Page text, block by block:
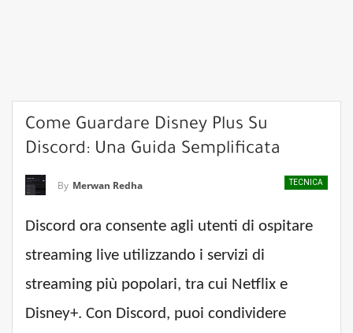
Come Guardare Disney Plus Su
Discord: Una Guida Semplificata
TECNICA
By Merwan Redha
Discord ora consente agli utenti di ospitare
streaming live utilizzando i servizi di
streaming più popolari, tra cui Netflix e
Disney+. Con Discord, puoi condividere